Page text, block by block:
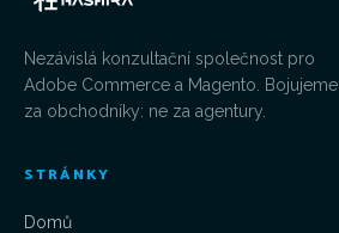
Nezávislá konzultační společnost pro
Adobe Commerce a Magento. Bojujeme
za obchodníky: ne za agentury.
STRÁNKY
Domů